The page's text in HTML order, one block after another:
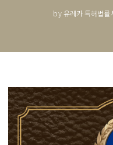
by 유레카 특허법률